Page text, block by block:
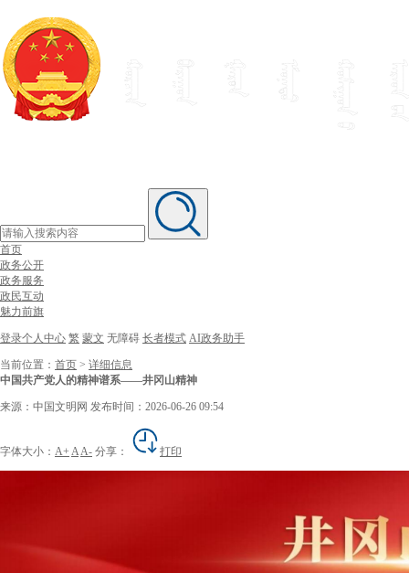
首页
政务公开
政务服务
政民互动
魅力前旗
登录个人中心 繁 蒙文 无障碍 长者模式 AI政务助手
当前位置： 首页 > 详细信息
中国共产党人的精神谱系——井冈山精神
来源：中国文明网 发布时间：2026-06-26 09:54
字体大小： A+ AA- 分享： 打印